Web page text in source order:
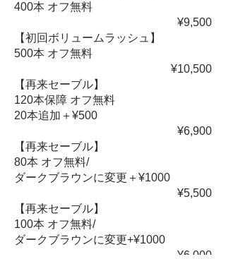
400本 オフ無料
¥9,500
【初回ボリュームラッシュ】
500本 オフ無料
¥10,500
【再来セーブル】
120本保障 オフ無料
20本追加＋¥500
¥6,900
【再来セーブル】
80本 オフ無料/
ダークブラウンに変更＋¥1000
¥5,500
【再来セーブル】
100本 オフ無料/
ダークブラウンに変更+¥1000
¥6,000